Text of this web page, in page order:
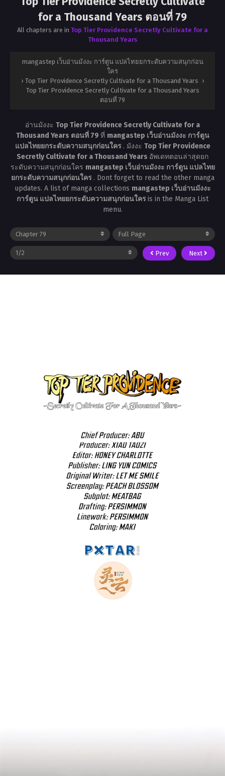
for a Thousand Years ตอนที่ 79
All chapters are in Top Tier Providence Secretly Cultivate for a
Thousand Years
mangastep เว็บอ่านมังงะ การ์ตูน แปลไทยยกระดับความสนุกก่อน
ใคร
› Top Tier Providence Secretly Cultivate for a Thousand Years ›
Top Tier Providence Secretly Cultivate for a Thousand Years
ตอนที่ 79
อ่านมังงะ Top Tier Providence Secretly Cultivate for a
Thousand Years ตอนที่ 79 ที่ mangastep เว็บอ่านมังงะ การ์ตูน
แปลไทยยกระดับความสนุกก่อนใคร . มังงะ Top Tier Providence
Secretly Cultivate for a Thousand Years อัพเดทตอนล่าสุดยก
ระดับความสนุกก่อนใคร mangastep เว็บอ่านมังงะ การ์ตูน แปลไทย
ยกระดับความสนุกก่อนใคร . Dont forget to read the other manga
updates. A list of manga collections mangastep เว็บอ่านมังงะ
การ์ตูน แปลไทยยกระดับความสนุกก่อนใครis in the Manga List
menu.
Prev Next